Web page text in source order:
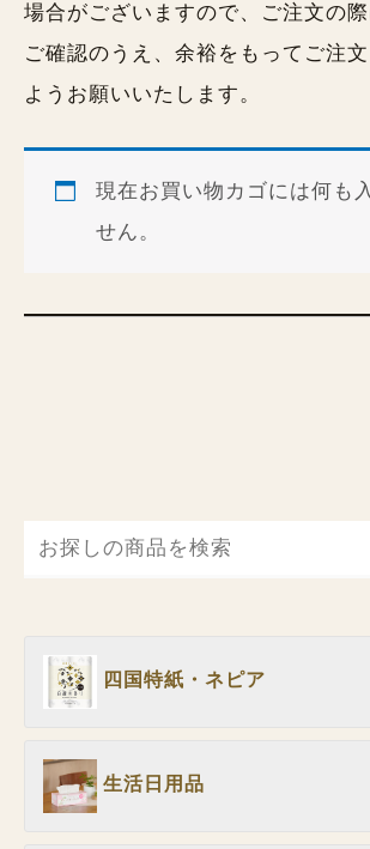
四国特紙・ネピア
生活日用品
場合がございますので、ご注文の
ご確認のうえ、余裕をもってご注
ようお願いいたします。
現在お買い物カゴには何も
せん。